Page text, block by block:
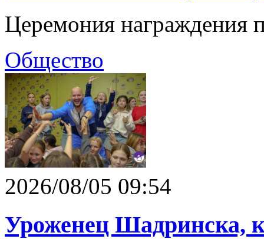
Церемония награждения
Общество
2026/08/05 09:54
Уроженец Шадринска,